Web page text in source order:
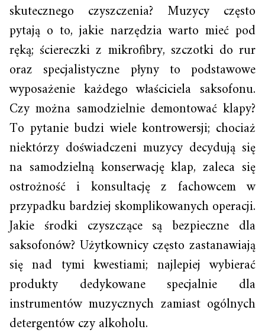
skutecznego czyszczenia? Muzycy często
pytają o to, jakie narzędzia warto mieć pod
ręką; ściereczki z mikrofibry, szczotki do rur
oraz specjalistyczne płyny to podstawowe
wyposażenie każdego właściciela saksofonu.
Czy można samodzielnie demontować klapy?
To pytanie budzi wiele kontrowersji; chociaż
niektórzy doświadczeni muzycy decydują się
na samodzielną konserwację klap, zaleca się
ostrożność i konsultację z fachowcem w
przypadku bardziej skomplikowanych operacji.
Jakie środki czyszczące są bezpieczne dla
saksofonów? Użytkownicy często zastanawiają
się nad tymi kwestiami; najlepiej wybierać
produkty dedykowane specjalnie dla
instrumentów muzycznych zamiast ogólnych
detergentów czy alkoholu.